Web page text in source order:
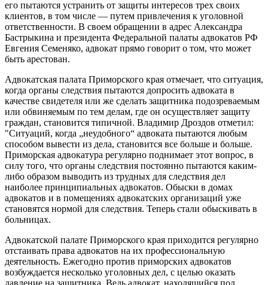
его пытаются устранить от защиты интересов трех своих
клиентов, в том числе — путем привлечения к уголовной
ответственности. В своем обращении в адрес Александра
Бастрыкина и президента Федеральной палаты адвокатов РФ
Евгения Семеняко, адвокат прямо говорит о том, что может
быть арестован.
Адвокатская палата Приморского края отмечает, что ситуация,
когда органы следствия пытаются допросить адвоката в
качестве свидетеля или же сделать защитника подозреваемым
или обвиняемым по тем делам, где он осуществляет защиту
граждан, становится типичной. Владимир Дроздов отметил:
"Ситуаций, когда „неудобного“ адвоката пытаются любым
способом вывести из дела, становится все больше и больше.
Приморская адвокатура регулярно поднимает этот вопрос, в
силу того, что органы следствия постоянно пытаются каким-
либо образом выводить из трудных для следствия дел
наиболее принципиальных адвокатов. Обыски в домах
адвокатов и в помещениях адвокатских организаций уже
становятся нормой для следствия. Теперь стали обыскивать в
больницах.
Адвокатской палате Приморского края приходится регулярно
отстаивать права адвокатов на их профессиональную
деятельность. Ежегодно против приморских адвокатов
возбуждается несколько уголовных дел, с целью оказать
давление на защитника. Ведь адвокат, находящийся под